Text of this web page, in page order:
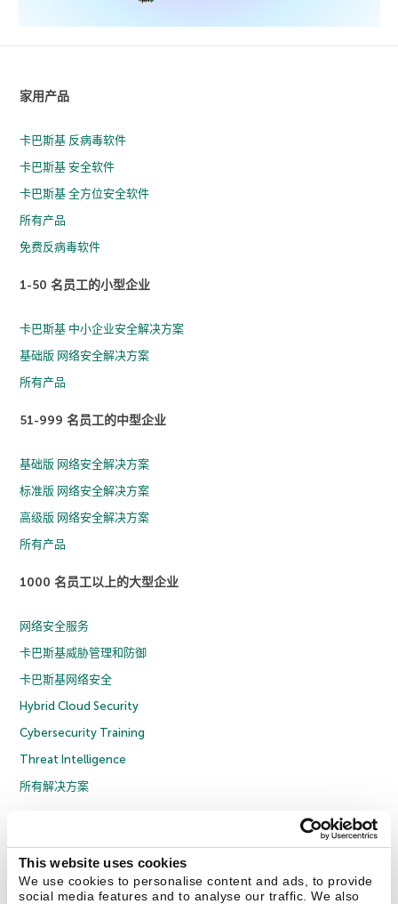
This website uses cookies
We use cookies to personalise content and ads, to provide
social media features and to analyse our traffic. We also
家用产品
卡巴斯基 反病毒软件
卡巴斯基 安全软件
卡巴斯基 全方位安全软件
所有产品
免费反病毒软件
1-50 名员工的小型企业
卡巴斯基 中小企业安全解决方案
基础版 网络安全解决方案
所有产品
51-999 名员工的中型企业
基础版 网络安全解决方案
标准版 网络安全解决方案
高级版 网络安全解决方案
所有产品
1000 名员工以上的大型企业
网络安全服务
卡巴斯基威胁管理和防御
卡巴斯基网络安全
Hybrid Cloud Security
Cybersecurity Training
Threat Intelligence
所有解决方案
隐私策略
反腐败政策
许可协议 B2B
京ICP备12053225号
京公网安备 11010102001169号